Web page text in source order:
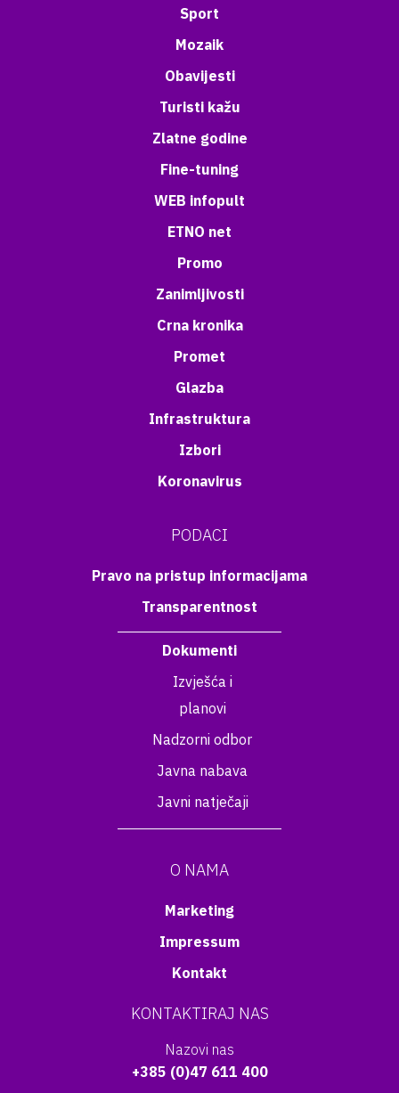
Sport
Mozaik
Obavijesti
Turisti kažu
Zlatne godine
Fine-tuning
WEB infopult
ETNO net
Promo
Zanimljivosti
Crna kronika
Promet
Glazba
Infrastruktura
Izbori
Koronavirus
PODACI
Pravo na pristup informacijama
Transparentnost
Dokumenti
Izvješća i
planovi
Nadzorni odbor
Javna nabava
Javni natječaji
O NAMA
Marketing
Impressum
Kontakt
KONTAKTIRAJ NAS
Nazovi nas
+385 (0)47 611 400